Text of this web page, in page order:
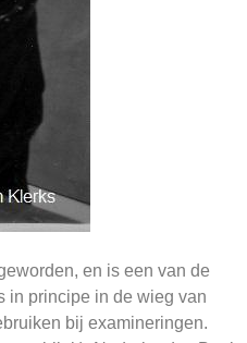
en is een van de
in principe in de wieg van
bij examineringen.